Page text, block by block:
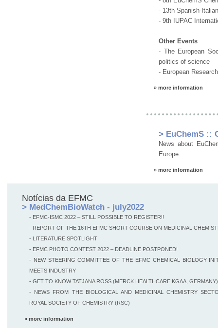
- 13th Spanish-
- 9th IUPAC
Other Events
- The European
politics of science
- European
» more information
> EuChemS ::
News about
Europe.
» more information
Notícias da EFMC
> MedChemBioWatch - july2022
- EFMC-ISMC 2022 – STILL POSSIBLE TO REGISTER!!
- REPORT OF THE 16TH EFMC SHORT COURSE ON MEDICINAL
- LITERATURE SPOTLIGHT
- EFMC PHOTO CONTEST 2022 – DEADLINE POSTPONED!
- NEW STEERING COMMITTEE OF THE EFMC CHEMICAL BIOLOGY
MEETS INDUSTRY
- GET TO KNOW TATJANA ROSS (MERCK HEALTHCARE KGAA, GERMANY)
- NEWS FROM THE BIOLOGICAL AND MEDICINAL CHEMISTRY
ROYAL SOCIETY OF CHEMISTRY (RSC)
» more information